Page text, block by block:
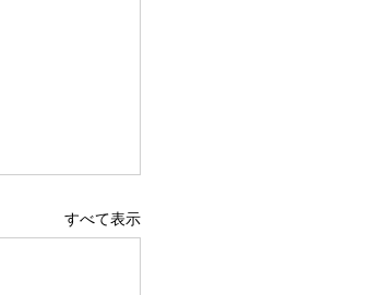
すべて表示